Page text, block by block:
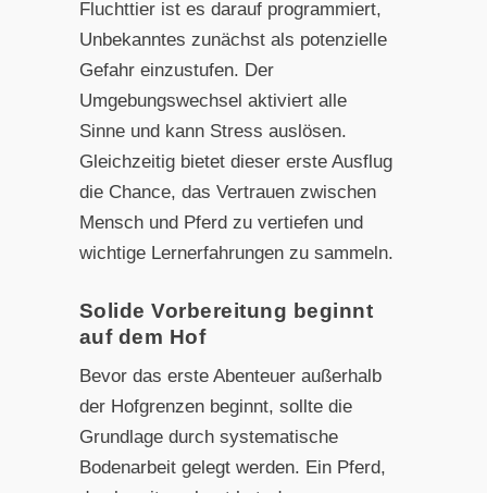
Fluchttier ist es darauf programmiert,
Unbekanntes zunächst als potenzielle
Gefahr einzustufen. Der
Umgebungswechsel aktiviert alle
Sinne und kann Stress auslösen.
Gleichzeitig bietet dieser erste Ausflug
die Chance, das Vertrauen zwischen
Mensch und Pferd zu vertiefen und
wichtige Lernerfahrungen zu sammeln.
Solide Vorbereitung beginnt
auf dem Hof
Bevor das erste Abenteuer außerhalb
der Hofgrenzen beginnt, sollte die
Grundlage durch systematische
Bodenarbeit gelegt werden. Ein Pferd,